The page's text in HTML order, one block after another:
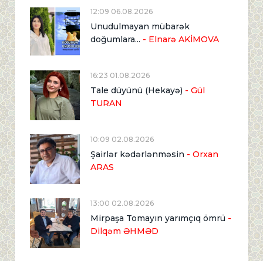
12:09 06.08.2026
Unudulmayan mübarək
doğumlara... - Elnarə AKİMOVA
16:23 01.08.2026
Tale düyünü (Hekayə) - Gül
TURAN
10:09 02.08.2026
Şairlər kədərlənməsin - Orxan
ARAS
13:00 02.08.2026
Mirpaşa Tomayın yarımçıq ömrü -
Dilqəm ƏHMƏD